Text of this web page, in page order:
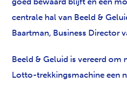
centrale hal van Beeld &
Baartman, Business Director
Beeld & Geluid is vereerd om
Lotto-trekkingsmachine een